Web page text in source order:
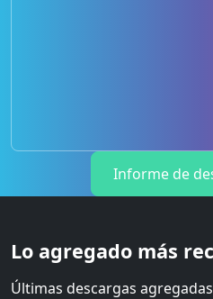
Informe de
Lo agregado más
Últimas descargas agregadas